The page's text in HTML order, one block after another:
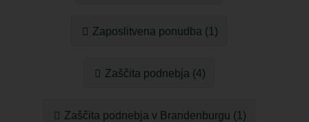
Zaposlitvena ponudba (1)
Zaščita podnebja (4)
Zaščita podnebja v Brandenburgu (1)